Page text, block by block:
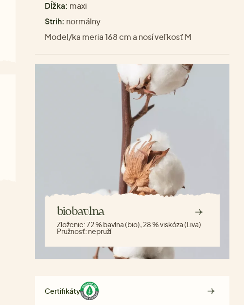
Dĺžka: maxi
Strih: normálny
Model/ka meria 168 cm a nosí veľkosť M
biobavlna
Zloženie:72 % bavlna (bio), 28 % viskóza (Liva)
Pružnosť: nepruží
Certifikáty